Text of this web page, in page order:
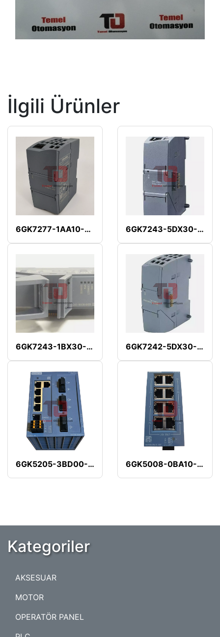
İlgili Ürünler
6GK7277-1AA10-0AA0 6GK7243-5DX30-0XE0
6GK7243-1BX30-0XE0 6GK7242-5DX30-0XE0
6GK5205-3BD00-2AB2 6GK5008-0BA10-1AB2
Kategoriler
AKSESUAR
MOTOR
OPERATÖR PANEL